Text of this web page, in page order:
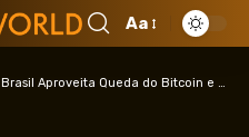
Aa
Brasil Aproveita Queda do Bitcoin e Investe em Fundos Cripto